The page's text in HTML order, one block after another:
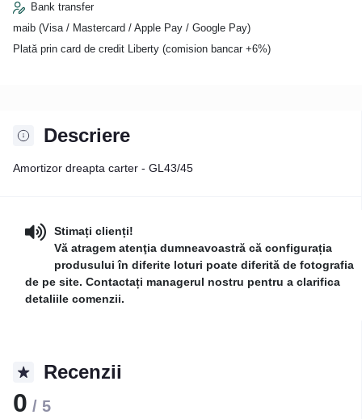
Bank transfer
maib (Visa / Mastercard / Apple Pay / Google Pay)
Plată prin card de credit Liberty (comision bancar +6%)
Descriere
Amortizor dreapta carter - GL43/45
Stimați clienți!
Vă atragem atenţia dumneavoastră că configurația
produsului în diferite loturi poate diferită de fotografia
de pe site. Contactați managerul nostru pentru a clarifica
detaliile comenzii.
Recenzii
0 / 5